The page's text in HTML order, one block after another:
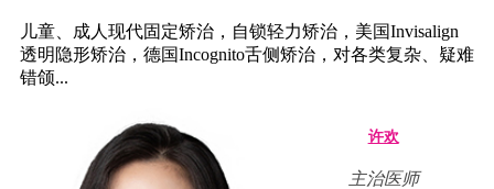
儿童、成人现代固定矫治，自锁轻力矫治，美国Invisalign
透明隐形矫治，德国Incognito舌侧矫治，对各类复杂、疑难
错颌...
许欢
主治医师